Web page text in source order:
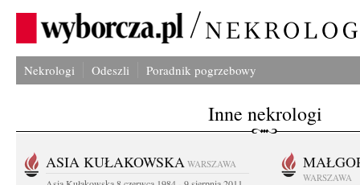
Nekrologi Odeszli Poradnik pogrzebowy
Inne nekrologi
ASIA KUŁAKOWSKA WARSZAWA
WARSZAWA